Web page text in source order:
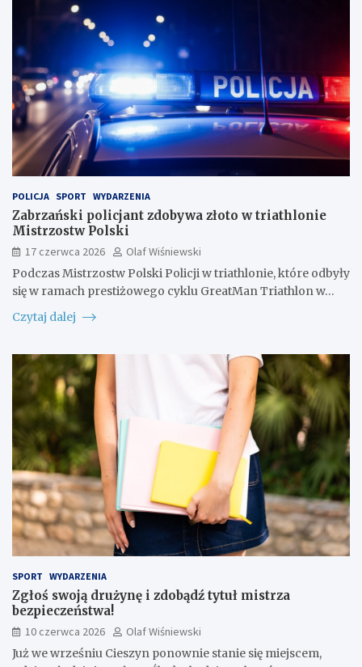
POLICJA SPORT WYDARZENIA
Zabrzański policjant zdobywa złoto w triathlonie
Mistrzostw Polski
17 czerwca 2026
Olaf Wiśniewski
Podczas Mistrzostw Polski Policji w triathlonie, które odbyły
się w ramach prestiżowego cyklu GreatMan Triathlon w…
Czytaj dalej
SPORT WYDARZENIA
Zgłoś swoją drużynę i zdobądź tytuł mistrza
bezpieczeństwa!
10 czerwca 2026
Olaf Wiśniewski
Już we wrześniu Cieszyn ponownie stanie się miejscem,